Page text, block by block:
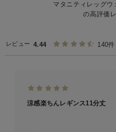
マタニティレッグ
の高評価
レビュー 4.44 140件
涼感楽ちんレギンス11分丈